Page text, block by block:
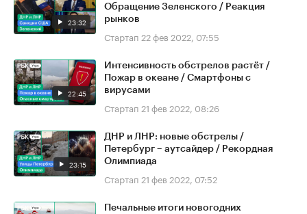
23:32
Обращение Зеленского / Реакция
рынков
Стартап 22 фев 2022, 07:55
22:45
Интенсивность обстрелов растёт /
Пожар в океане / Смартфоны с
вирусами
Стартап 21 фев 2022, 08:26
23:15
ДНР и ЛНР: новые обстрелы /
Петербург – аутсайдер / Рекордная
Олимпиада
Стартап 21 фев 2022, 07:52
Печальные итоги новогодних